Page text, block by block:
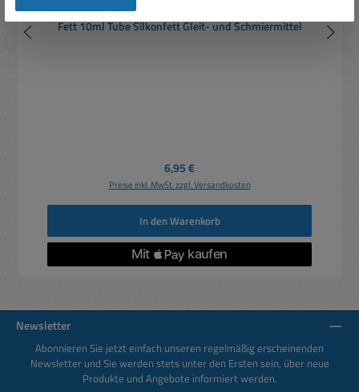
Fett 10ml Tube Silkonfett Gleit- und Schmiermittel
Regulärer Preis:
6,95 €
Preise inkl. MwSt. zzgl. Versandkosten
In den Warenkorb
Newsletter
Abonnieren Sie jetzt einfach unseren regelmäßig erscheinenden
Newsletter und Sie werden stets unter den Ersten sein, über neue
Produkte und Angebote informiert werden.